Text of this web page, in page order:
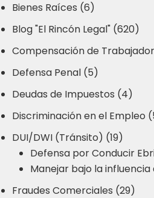
Bienes Raíces (6)
Blog "El Rincón Legal" (620)
Compensación de
Defensa Penal (5)
Deudas de Impuestos (4)
Discriminación en el Empleo
DUI/DWI (Tránsito) (19)
Defensa por Conducir
Manejar bajo la
Fraudes Comerciales (29)